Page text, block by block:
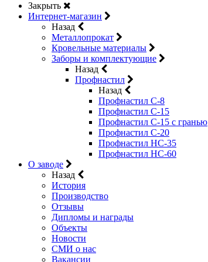
Закрыть
Интернет-магазин
Назад
Металлопрокат
Кровельные материалы
Заборы и комплектующие
Назад
Профнастил
Назад
Профнастил С-8
Профнастил С-15
Профнастил C-15 с гранью
Профнастил C-20
Профнастил НС-35
Профнастил НС-60
О заводе
Назад
История
Производство
Отзывы
Дипломы и награды
Объекты
Новости
СМИ о нас
Вакансии